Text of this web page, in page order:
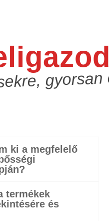
ki a megfelelő
termékek
és